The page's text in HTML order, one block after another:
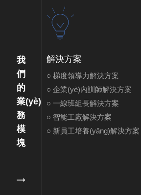
我
們
的
業(yè)
務
模
塊
解決方案
○ 梯度領導力解決方案
○ 企業(yè)內訓師解決方案
○ 一線班組長解決方案
○ 智能工廠解決方案
○ 新員工培養(yǎng)解決方案